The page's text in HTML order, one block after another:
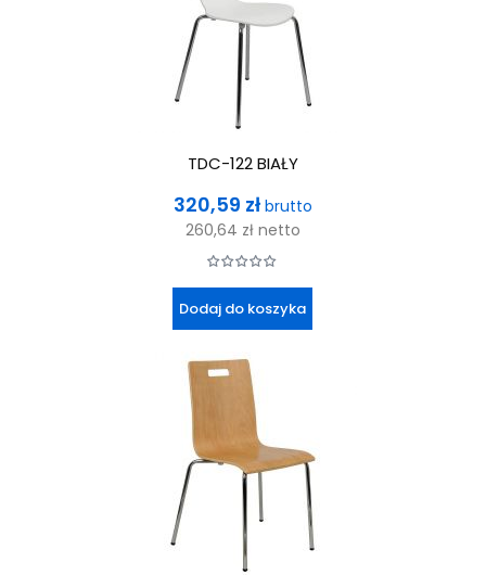
TDC-122 BIAŁY
Cena
320,59 zł brutto
260,64 zł netto
Dodaj do koszyka